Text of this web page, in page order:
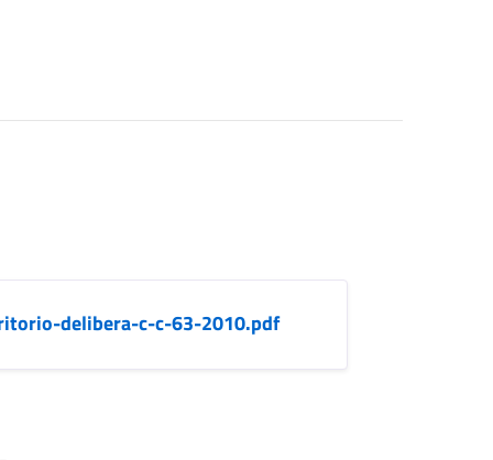
delibera-c-c-63-2010.pdf